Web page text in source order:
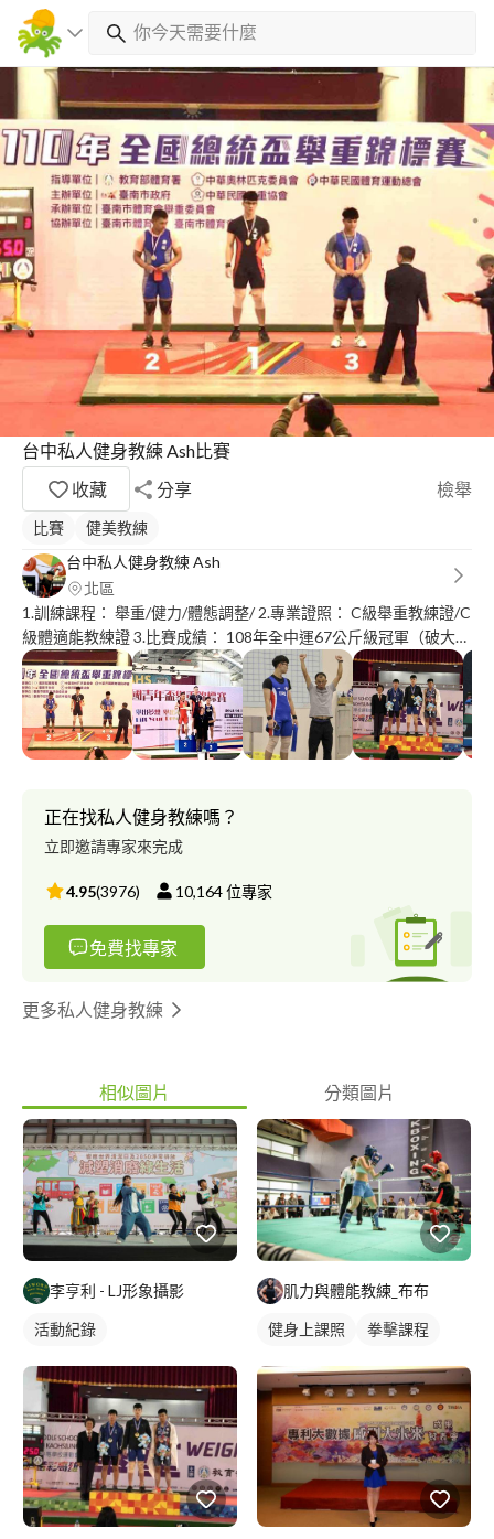
台中私人健身教練 Ash比賽
收藏
分享 檢舉
比賽
健美教練
台中私人健身教練 Ash
北區
1.訓練課程： 舉重/健力/體態調整/ 2.專業證照： C級舉重教練證/C
級體適能教練證 3.比賽成績： 108年全中運67公斤級冠軍（破大會
紀錄） 108年全國健力錦標賽59公斤級冠軍（臥推破大會紀錄）
109年青少年舉重亞洲錦標賽73量級第三名 109年青少年舉重世界
盃錦標賽73量級第九名 110年全中運81量級冠軍（破大會紀錄、
青少年紀錄） 111年全中運81量級冠軍（破大會紀錄） 111年全國
健力錦標賽3項冠軍（蹲舉破大會紀錄） 112年全國運動會96量級
正在找私人健身教練嗎？
立即邀請專家來完成
4.95(3976) 10,164位專家
免費找專家
更多私人健身教練
相似圖片 分類圖片
李亨利 - LJ形象攝影
活動紀錄
肌力與體能教練_布布
健身上課照 拳擊課程